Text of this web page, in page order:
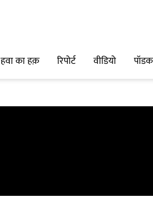
हवा का हक़ रिपोर्ट वीडियो